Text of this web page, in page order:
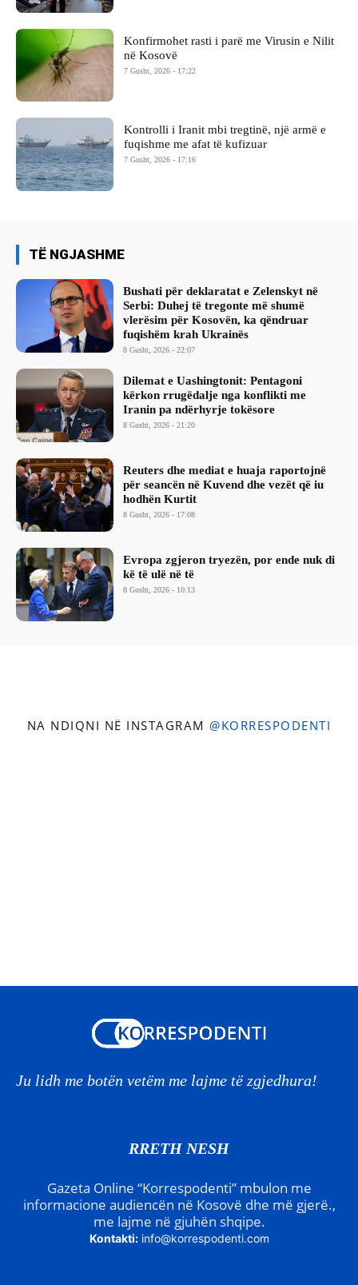
Konfirmohet rasti i parë me Virusin e Nilit
në Kosovë
7 Gusht, 2026 - 17:22
Kontrolli i Iranit mbi tregtinë, një armë e
fuqishme me afat të kufizuar
7 Gusht, 2026 - 17:16
TË NGJASHME
Bushati për deklaratat e Zelenskyt në
Serbi: Duhej të tregonte më shumë
vlerësim për Kosovën, ka qëndruar
fuqishëm krah Ukrainës
8 Gusht, 2026 - 22:07
Dilemat e Uashingtonit: Pentagoni
kërkon rrugëdalje nga konflikti me
Iranin pa ndërhyrje tokësore
8 Gusht, 2026 - 21:20
Reuters dhe mediat e huaja raportojnë
për seancën në Kuvend dhe vezët që iu
hodhën Kurtit
8 Gusht, 2026 - 17:08
Evropa zgjeron tryezën, por ende nuk di
kë të ulë në të
8 Gusht, 2026 - 10:13
NA NDIQNI NË INSTAGRAM @KORRESPODENTI
Ju lidh me botën vetëm me lajme të zgjedhura!
RRETH NESH
Gazeta Online “Korrespodenti” mbulon me
informacione audiencën në Kosovë dhe më gjerë.,
me lajme në gjuhën shqipe.
Kontakti: info@korrespodenti.com